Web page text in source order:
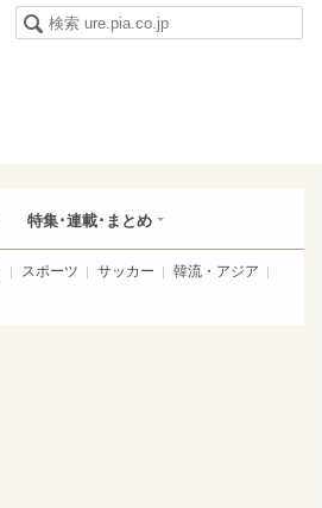
特集･連載･まとめ
スポーツ サッカー
韓流・アジア